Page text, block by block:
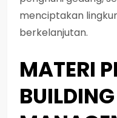
menciptakan
berkelanjutan.
MATERI
BUILDING